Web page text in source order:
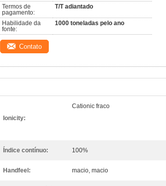
Termos de
pagamento:
T/T adiantado
Habilidade da
fonte:
1000 toneladas pelo ano
Contato
Ionicity:
Cationic fraco
Índice contínuo: 100%
Handfeel: macio, macio